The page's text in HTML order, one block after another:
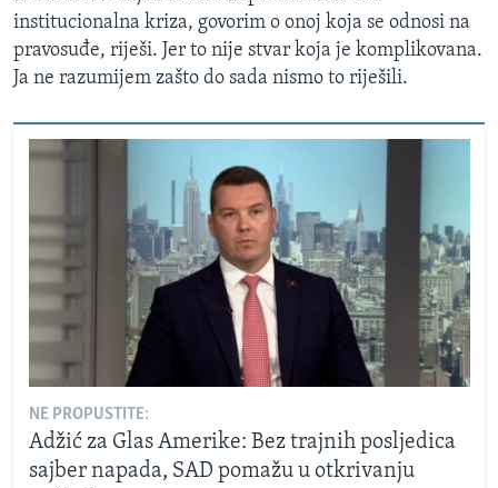
institucionalna kriza, govorim o onoj koja se odnosi na
pravosuđe, riješi. Jer to nije stvar koja je komplikovana.
Ja ne razumijem zašto do sada nismo to riješili.
NE PROPUSTITE:
Adžić za Glas Amerike: Bez trajnih posljedica
sajber napada, SAD pomažu u otkrivanju